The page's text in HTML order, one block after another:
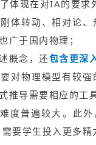
体现在对IA的要求
刚体转动、相对论
广于国内物理；
概念，还包含更深
对物理模型有较
推导需要相应的工
度普遍较大。此
要学生投入更多精